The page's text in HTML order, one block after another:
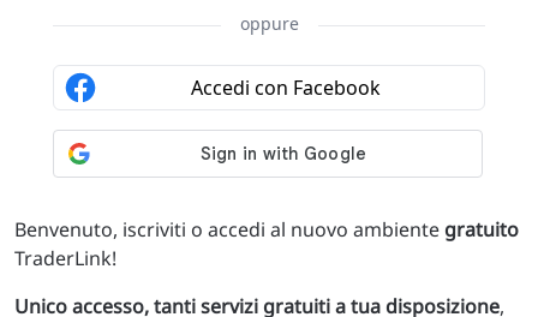
Benvenuto, iscriviti o accedi al nuovo ambiente gratuito
TraderLink!
Unico accesso, tanti servizi gratuiti a tua disposizione,